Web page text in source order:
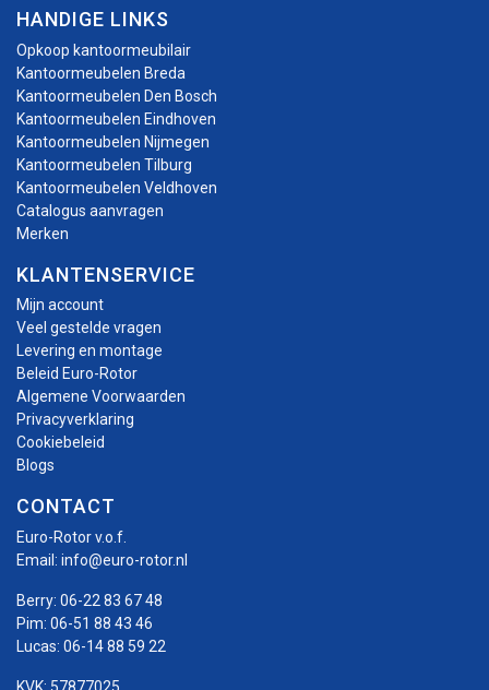
HANDIGE LINKS
Opkoop kantoormeubilair
Kantoormeubelen Breda
Kantoormeubelen Den Bosch
Kantoormeubelen Eindhoven
Kantoormeubelen Nijmegen
Kantoormeubelen Tilburg
Kantoormeubelen Veldhoven
Catalogus aanvragen
Merken
KLANTENSERVICE
Mijn account
Veel gestelde vragen
Levering en montage
Beleid Euro-Rotor
Algemene Voorwaarden
Privacyverklaring
Cookiebeleid
Blogs
CONTACT
Euro-Rotor v.o.f.
Email: info@euro-rotor.nl
Berry: 06-22 83 67 48
Pim: 06-51 88 43 46
Lucas: 06-14 88 59 22